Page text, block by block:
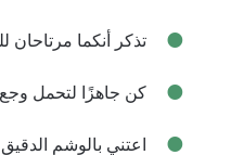
تذكر أنكما
كن جاهزًا لتحمل
اعتني بالوشم